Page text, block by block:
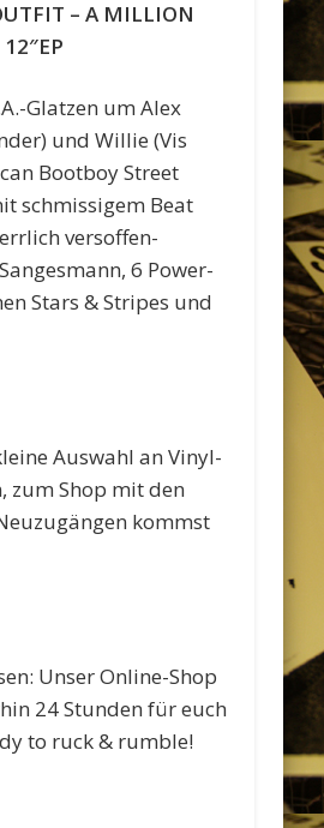
– A MILLION
Glatzen um Alex
und Willie (Vis
Bootboy Street
schmissigem Beat
versoffen-
6 Power-
Stars & Stripes und
Auswahl an Vinyl-
zum Shop mit den
kommst
Unser Online-Shop
24 Stunden für euch
to ruck & rumble!